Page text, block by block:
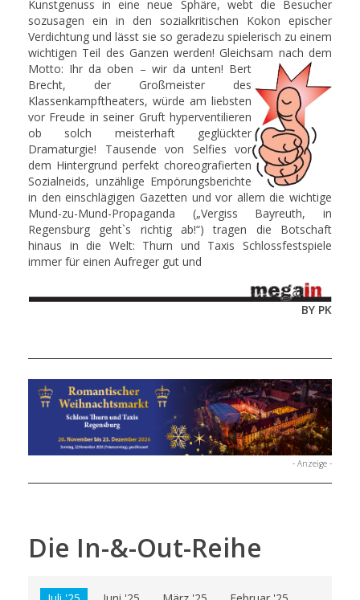
Kunstgenuss in eine neue Sphäre, webt die Besucher
sozusagen ein in den sozialkritischen Kokon epischer
Verdichtung und lässt sie so geradezu spielerisch zu einem
wichtigen Teil des Ganzen werden! Gleichsam nach dem
Motto: Ihr da oben – wir da unten! Bert
Brecht, der Großmeister des
Klassenkampftheaters, würde am liebsten
vor Freude in seiner Gruft hyperventilieren
ob solch meisterhaft geglückter
Dramaturgie! Tausende von Selfies vor
dem Hintergrund perfekt choreografierten
Sozialneids, unzählige Empörungsberichte
in den einschlägigen Gazetten und vor allem die wichtige
Mund-zu-Mund-Propaganda („Vergiss Bayreuth, in
Regensburg geht`s richtig ab!“) tragen die Botschaft
hinaus in die Welt: Thurn und Taxis Schlossfestspiele
immer für einen Aufreger gut und
BY PK
- Anzeige -
Die In-&-Out-Reihe